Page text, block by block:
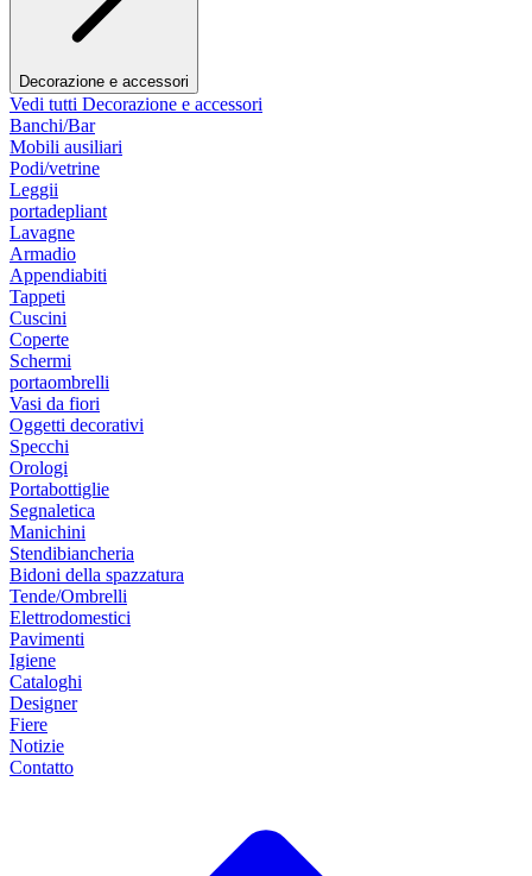
Decorazione e accessori
Vedi tutti Decorazione e accessori
Banchi/Bar
Mobili ausiliari
Podi/vetrine
Leggii
portadepliant
Lavagne
Armadio
Appendiabiti
Tappeti
Cuscini
Coperte
Schermi
portaombrelli
Vasi da fiori
Oggetti decorativi
Specchi
Orologi
Portabottiglie
Segnaletica
Manichini
Stendibiancheria
Bidoni della spazzatura
Tende/Ombrelli
Elettrodomestici
Pavimenti
Igiene
Cataloghi
Designer
Fiere
Notizie
Contatto